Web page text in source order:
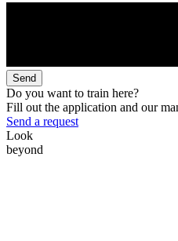
Send
Do you want to train here?
Fill out the application and our
Send a request
Look
beyond